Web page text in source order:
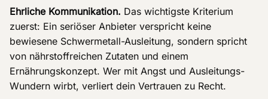
Ehrliche Kommunikation. Das wichtigste Kriterium
zuerst: Ein seriöser Anbieter verspricht keine
bewiesene Schwermetall-Ausleitung, sondern spricht
von nährstoffreichen Zutaten und einem
Ernährungskonzept. Wer mit Angst und Ausleitungs-
Wundern wirbt, verliert dein Vertrauen zu Recht.